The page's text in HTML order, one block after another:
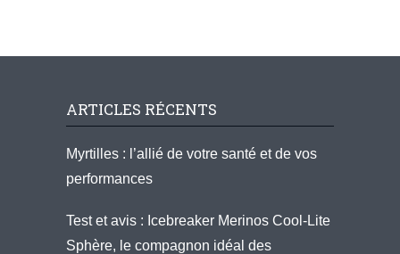
ARTICLES RÉCENTS
Myrtilles : l’allié de votre santé et de vos
performances
Test et avis : Icebreaker Merinos Cool-Lite
Sphère, le compagnon idéal des